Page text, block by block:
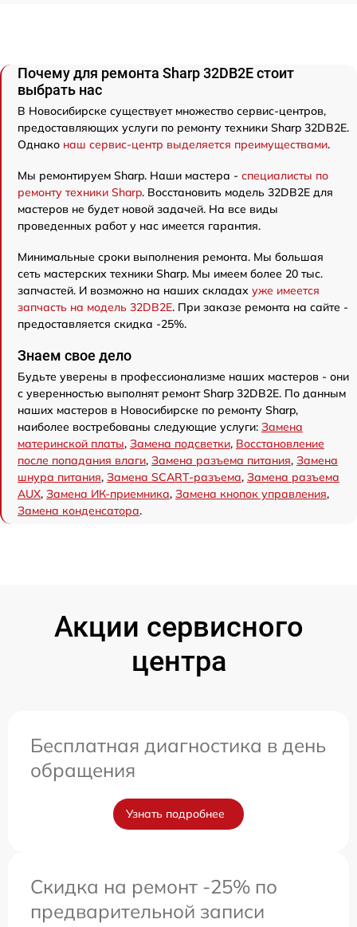
Почему для ремонта Sharp 32DB2E стоит
выбрать нас
В Новосибирске существует множество сервис-центров,
предоставляющих услуги по ремонту техники Sharp 32DB2E.
Однако наш сервис-центр выделяется преимуществами.
Мы ремонтируем Sharp. Наши мастера - специалисты по
ремонту техники Sharp. Восстановить модель 32DB2E для
мастеров не будет новой задачей. На все виды
проведенных работ у нас имеется гарантия.
Минимальные сроки выполнения ремонта. Мы большая
сеть мастерских техники Sharp. Мы имеем более 20 тыс.
запчастей. И возможно на наших складах уже имеется
запчасть на модель 32DB2E. При заказе ремонта на сайте -
предоставляется скидка -25%.
Знаем свое дело
Будьте уверены в профессионализме наших мастеров - они
с уверенностью выполнят ремонт Sharp 32DB2E. По данным
наших мастеров в Новосибирске по ремонту Sharp,
наиболее востребованы следующие услуги: Замена
материнской платы, Замена подсветки, Восстановление
после попадания влаги, Замена разъема питания, Замена
шнура питания, Замена SCART-разъема, Замена разъема
AUX, Замена ИК-приемника, Замена кнопок управления,
Замена конденсатора.
Акции сервисного
центра
Бесплатная диагностика в день
обращения
Узнать подробнее
Скидка на ремонт -25% по
предварительной записи